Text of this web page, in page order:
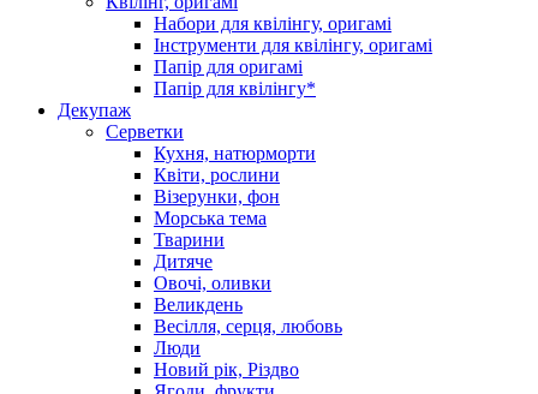
Набори для квілінгу, оригамі
Інструменти для квілінгу, оригамі
Папір для оригамі
Папір для квілінгу*
Декупаж
Серветки
Кухня, натюрморти
Квіти, рослини
Візерунки, фон
Морська тема
Тварини
Дитяче
Овочі, оливки
Великдень
Весілля, серця, любовь
Люди
Новий рік, Різдво